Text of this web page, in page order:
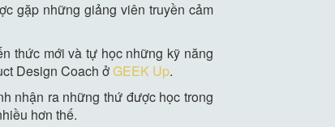
gặp những giảng viên truyền cảm
thức mới và tự học những kỹ năng
Design Coach ởGEEK Up.
nhận ra những thứ được học trong
hơn thế.